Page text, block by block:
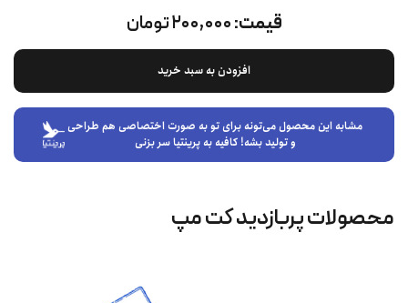
قیمت:۲۰۰,۰۰۰ تومان
افزودن به سبد خرید
مشابه این محصول می‌تونه برای تو به صورت اختصاصی هم طراحی
و تولید بشه! کافیه به پرینتیا سر بزنی
محصولات پربازدید کت‌ مپ